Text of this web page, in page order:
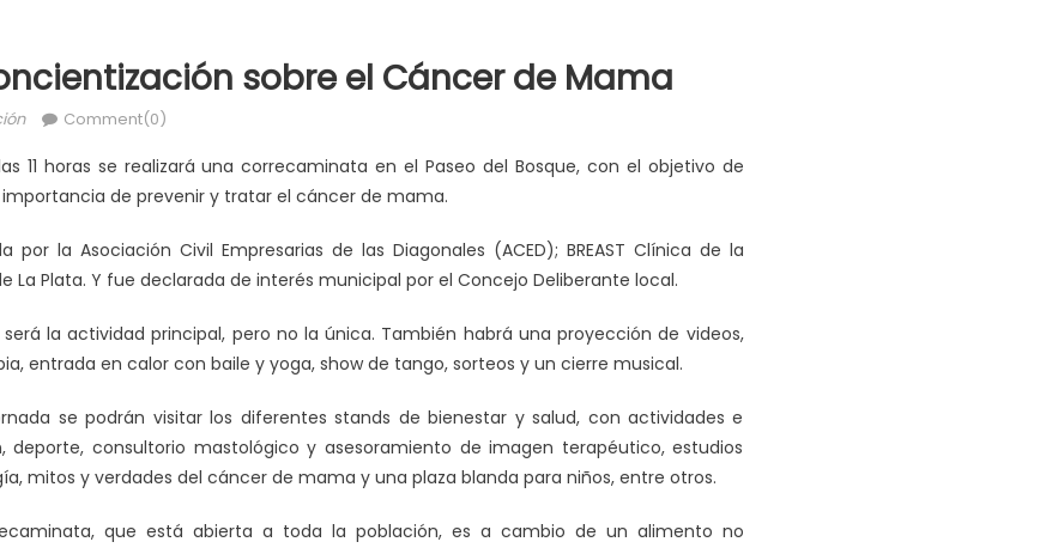
sobre el Cáncer de Mama
Comment(0)
11 horas se realizará una correcaminata en el Paseo del Bosque, con el objetivo de
de prevenir y tratar el cáncer de mama.
por la Asociación Civil Empresarias de las Diagonales (ACED); BREAST Clínica de la
La Plata. Y fue declarada de interés municipal por el Concejo Deliberante local.
la actividad principal, pero no la única. También habrá una proyección de videos,
entrada en calor con baile y yoga, show de tango, sorteos y un cierre musical.
se podrán visitar los diferentes stands de bienestar y salud, con actividades e
deporte, consultorio mastológico y asesoramiento de imagen terapéutico, estudios
mitos y verdades del cáncer de mama y una plaza blanda para niños, entre otros.
que está abierta a toda la población, es a cambio de un alimento no